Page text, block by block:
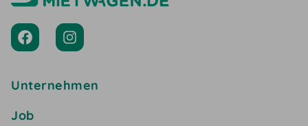
Unternehmen
Job